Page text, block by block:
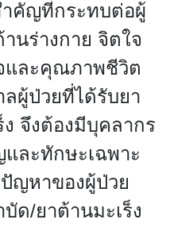
ำคัญที่กระทบต่อผู้
นร่างกาย จิตใจ
และคุณภาพชีวิต
ผู้ป่วยที่ได้รับยา
จึงต้องมีบุคลากร
ละทักษะเฉพาะ
ญหาของผู้ป่วย
ด/ยาต้านมะเร็ง